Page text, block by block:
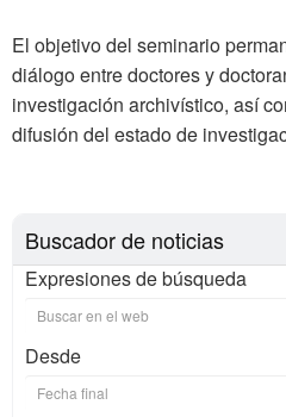
El objetivo del seminario
diálogo entre doctores y
investigación archivístico, así
difusión del estado de
Buscador de noticias
Expresiones de búsqueda
Desde